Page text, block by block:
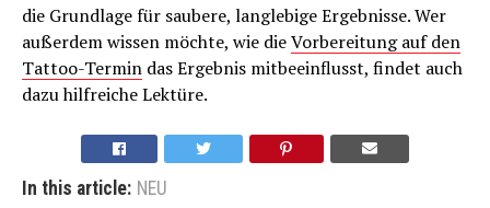
die Grundlage für saubere, langlebige Ergebnisse. Wer
außerdem wissen möchte, wie dieVorbereitung auf den
Tattoo-Termin das Ergebnis mitbeeinflusst, findet auch
dazu hilfreiche Lektüre.
In this article: NEU